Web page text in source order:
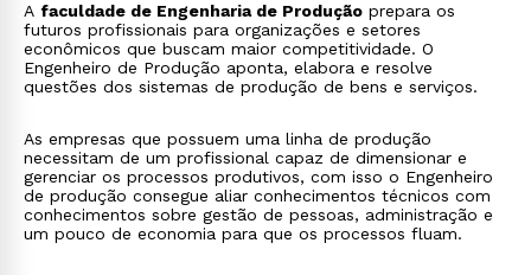
A faculdade de Engenharia de Produção prepara os
futuros profissionais para organizações e setores
econômicos que buscam maior competitividade. O
Engenheiro de Produção aponta, elabora e resolve
questões dos sistemas de produção de bens e serviços.
As empresas que possuem uma linha de produção
necessitam de um profissional capaz de dimensionar e
gerenciar os processos produtivos, com isso o Engenheiro
de produção consegue aliar conhecimentos técnicos com
conhecimentos sobre gestão de pessoas, administração e
um pouco de economia para que os processos fluam.